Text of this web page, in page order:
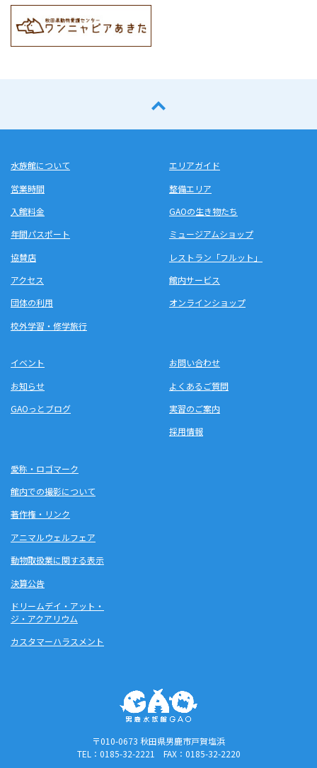
水族館について
営業時間
入館料金
年間パスポート
協賛店
アクセス
団体の利用
校外学習・修学旅行
エリアガイド
整備エリア
GAOの生き物たち
ミュージアムショップ
レストラン「フルット」
館内サービス
オンラインショップ
イベント
お知らせ
GAOっとブログ
お問い合わせ
よくあるご質問
実習のご案内
採用情報
愛称・ロゴマーク
館内での撮影について
著作権・リンク
アニマルウェルフェア
動物取扱業に関する表示
決算公告
ドリームデイ・アット・
ジ・アクアリウム
カスタマーハラスメント
〒010-0673 秋田県男鹿市戸賀塩浜
TEL：0185-32-2221 FAX：0185-32-2220